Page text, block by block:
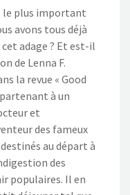
le plus important
avons tous déjà
cet adage ? Et est-il
de Lenna F.
la revue « Good
à un
et
des fameux
au départ à
des
populaires. Il en